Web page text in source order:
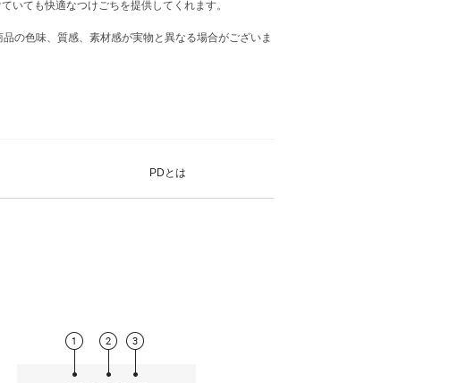
いても快適なつけごちを提供してくれます。
の色味、質感、素材感が実物と異なる場合がございま
PDとは
薄型非球面レンズ